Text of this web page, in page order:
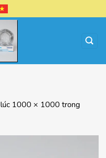
lúc 1000 × 1000 trong